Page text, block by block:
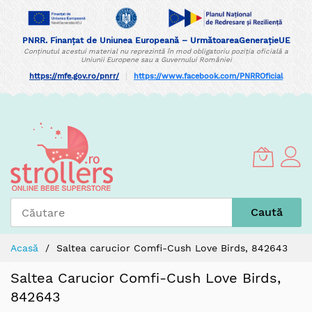
PNRR. Finanțat de Uniunea Europeană – UrmătoareaGenerațieUE
Conținutul acestui material nu reprezintă în mod obligatoriu poziția oficială a
Uniunii Europene sau a Guvernului României
https://mfe.gov.ro/pnrr/ https://www.facebook.com/PNRROficial
Content
Caută
Acasă Saltea carucior Comfi-Cush Love Birds, 842643
Saltea Carucior Comfi-Cush Love Birds,
842643